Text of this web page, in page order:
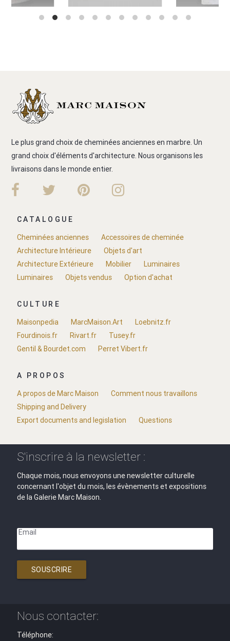
Le plus grand choix de cheminées anciennes en marbre. Un
grand choix d'éléments d'architecture. Nous organisons les
livraisons dans le monde entier.
CATALOGUE
Cheminées anciennes
Accessoires de cheminée
Architecture Intérieure
Objets d'art
Architecture Extérieure
Mobilier
Luminaires
Luminaires
Objets vendus Option d'achat
CULTURE
Maisonpedia
MarcMaison.Art
Loebnitz.fr
Fourdinois.fr
Rivart.fr
Tusey.fr
Gentil & Bourdet.com
Perret Vibert.fr
A PROPOS
A propos de Marc Maison
Comment nous travaillons
Shipping and Delivery
Export documents and legislation
Questions
S'inscrire à la newsletter :
Chaque mois, nous envoyons une newsletter culturelle
concernant l'objet du mois, les évènements et expositions
de la Galerie Marc Maison.
Email
SOUSCRIRE
Nous contacter:
Téléphone: